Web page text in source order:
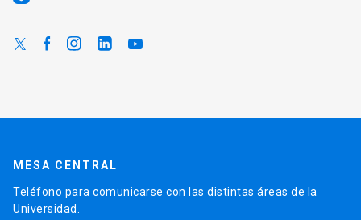
MESA CENTRAL
Teléfono para comunicarse con las distintas áreas de la
Universidad.